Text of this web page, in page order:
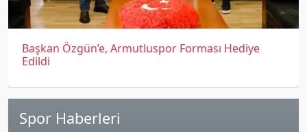
Başkan Özgün’e, Armutluspor Forması Hediye
Edildi
Spor Haberleri